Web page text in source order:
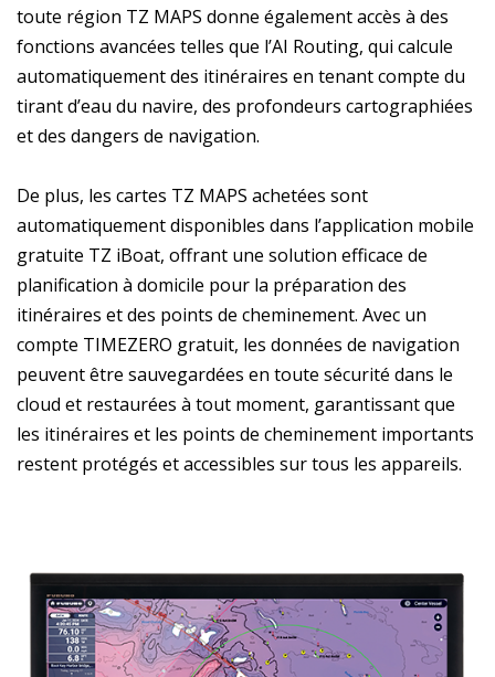
toute région TZ MAPS donne également accès à des
fonctions avancées telles que l’AI Routing, qui calcule
automatiquement des itinéraires en tenant compte du
tirant d’eau du navire, des profondeurs cartographiées
et des dangers de navigation.
De plus, les cartes TZ MAPS achetées sont
automatiquement disponibles dans l’application mobile
gratuite TZ iBoat, offrant une solution efficace de
planification à domicile pour la préparation des
itinéraires et des points de cheminement. Avec un
compte TIMEZERO gratuit, les données de navigation
peuvent être sauvegardées en toute sécurité dans le
cloud et restaurées à tout moment, garantissant que
les itinéraires et les points de cheminement importants
restent protégés et accessibles sur tous les appareils.